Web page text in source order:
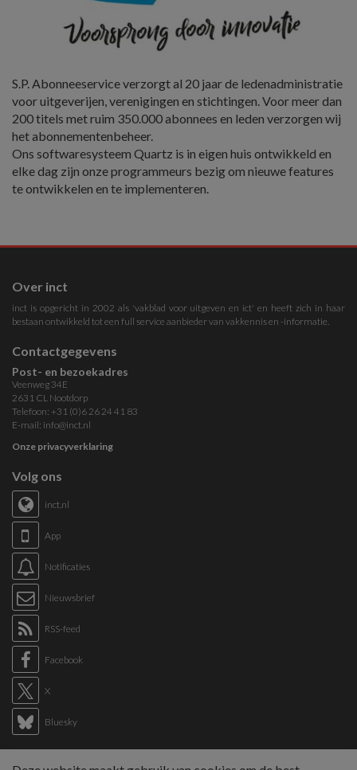
S.P. Abonneeservice verzorgt al 20 jaar de ledenadministratie
voor uitgeverijen, verenigingen en stichtingen. Voor meer dan
200 titels met ruim 350.000 abonnees en leden verzorgen wij
het abonnementenbeheer.
Ons softwaresysteem Quartz is in eigen huis ontwikkeld en
elke dag zijn onze programmeurs bezig om nieuwe features
te ontwikkelen en te implementeren.
Over inct
inct is opgericht in 2002 als 'vakblad voor uitgeven en ict' en heeft zich in haar
bestaan ontwikkeld tot een full service aanbieder van vakkennis en -informatie.
Contactgegevens
Post- en bezoekadres
Veenweg 34E
2631 CL Nootdorp
Telefoon: +31 (0)6 26 24 41 83
E-mail: info@inct.nl
Onze privacyverklaring
Volg ons
inct.nl
App
Notificaties
Nieuwsbrief
RSS-feed
Facebook
X
Bluesky